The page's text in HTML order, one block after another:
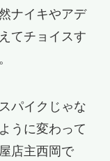
ナイキやアデ
てチョイスす
パイクじゃな
うに変わって
店主西岡で